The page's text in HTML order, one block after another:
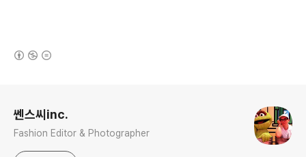
쎈스씨inc.
Fashion Editor & Photographer